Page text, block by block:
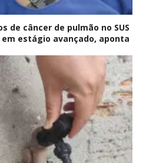
de câncer de pulmão no SUS
estágio avançado, aponta